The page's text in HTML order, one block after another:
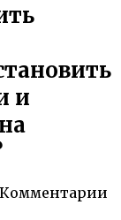
и
Комментарии